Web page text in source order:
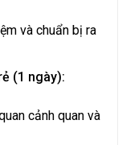
và chuẩn bị ra
(1 ngày):
cảnh quan và